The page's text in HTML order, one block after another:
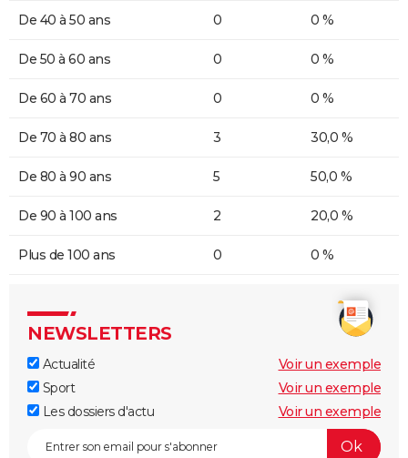
De 40 à 50 ans 0 0 %
De 50 à 60 ans 0 0 %
De 60 à 70 ans 0 0 %
De 70 à 80 ans 3 30,0 %
De 80 à 90 ans 5 50,0 %
De 90 à 100 ans 2 20,0 %
Plus de 100 ans 0 0 %
NEWSLETTERS
Actualité
Voir un exemple
Sport
Voir un exemple
Les dossiers d'actu
Voir un exemple